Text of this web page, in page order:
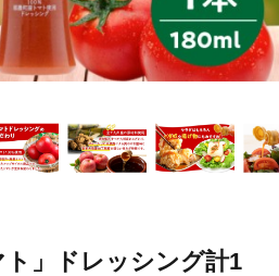
ト」ドレッシング計1